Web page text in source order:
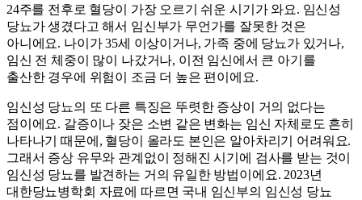
24주를 전후로 혈당이 가장 오르기 쉬운 시기가 와요. 임신성
당뇨가 생겼다고 해서 임신부가 무언가를 잘못한 것은
아니에요. 나이가 35세 이상이거나, 가족 중에 당뇨가 있거나,
임신 전 체중이 많이 나갔거나, 이전 임신에서 큰 아기를
출산한 경우에 위험이 조금 더 높은 편이에요.
임신성 당뇨의 또 다른 특징은 뚜렷한 증상이 거의 없다는
점이에요. 갈증이나 잦은 소변 같은 변화는 임신 자체로도 흔히
나타나기 때문에, 혈당이 올라도 본인은 알아차리기 어려워요.
그래서 증상 유무와 관계없이 정해진 시기에 검사를 받는 것이
임신성 당뇨를 발견하는 거의 유일한 방법이에요. 2023년
대한당뇨병학회 자료에 따르면 국내 임신부의 임신성 당뇨